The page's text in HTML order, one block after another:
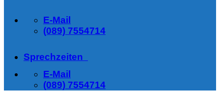
E-Mail
(089) 7554714
Sprechzeiten
E-Mail
(089) 7554714